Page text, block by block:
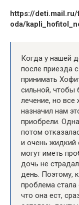
https://
oda/
Когда у нашей
после приезда
принимать
сильной, чтобы
лечение, но все
назначил нам
приобрели.
потом
и очень жидкий
могут иметь
дочь не
день. Поэтому,
проблема стала
что она ест,